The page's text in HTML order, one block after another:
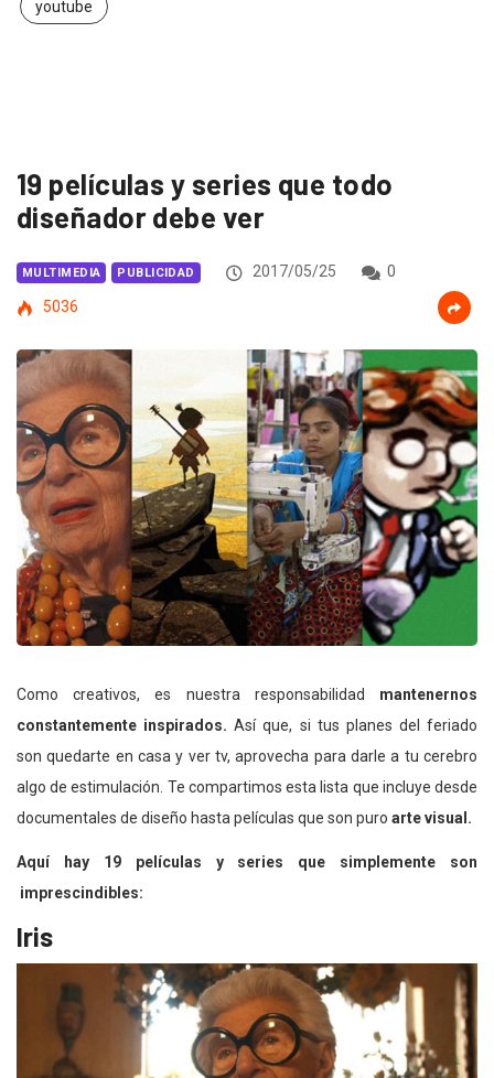
youtube
19 películas y series que todo
diseñador debe ver
MULTIMEDIA PUBLICIDAD 2017/05/25
0
5036
Como creativos, es nuestra responsabilidad mantenernos
constantemente inspirados. Así que, si tus planes del feriado
son quedarte en casa y ver tv, aprovecha para darle a tu cerebro
algo de estimulación. Te compartimos esta lista que incluye desde
documentales de diseño hasta películas que son puro arte visual.
Aquí hay 19 películas y series que simplemente son
imprescindibles:
Iris